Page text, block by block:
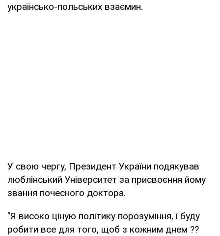
українсько-польських взаємин.
У свою чергу, Президент України подякував
люблінський Університет за присвоєння йому
звання почесного доктора.
"Я високо ціную політику порозуміння, і буду
робити все для того, щоб з кожним днем ??